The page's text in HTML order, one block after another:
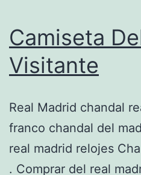
Camiseta
Visitante
Real Madrid chandal
franco chandal del
real madrid relojes
. Comprar del real